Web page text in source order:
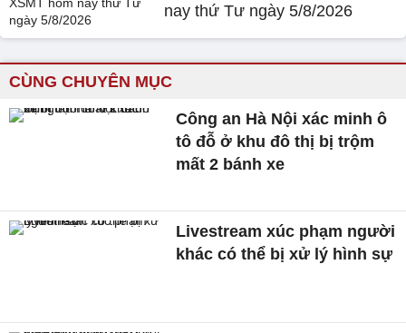
nay thứ Tư ngày 5/8/2026
CÙNG CHUYÊN MỤC
Công an Hà Nội xác minh ô
tô đỗ ở khu đô thị bị trộm
mất 2 bánh xe
Livestream xúc phạm người
khác có thể bị xử lý hình sự